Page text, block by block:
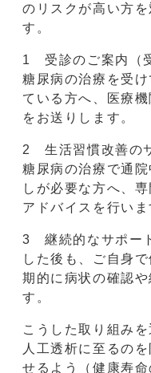
のリスクが高い方
す。
1 受診のご案内（
糖尿病の治療を受
ている方へ、医療
をお送りします。
2 生活習慣改善の
糖尿病の治療で通
しが必要な方へ、
アドバイスを行いま
3 継続的なサポー
した後も、ご自身
期的に病状の確認
す。
こうした取り組み
人工透析に至るの
せるよう（健康寿